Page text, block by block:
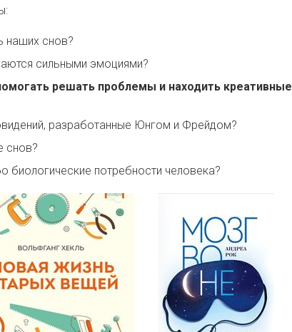
наших снов?
сильными эмоциями?
решать проблемы и находить креативные
разработанные Юнгом и Фрейдом?
снов?
биологические потребности человека?